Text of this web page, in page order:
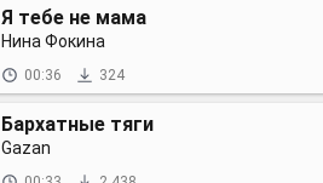
Я тебе не мама
Нина Фокина
00:36 324
Бархатные тяги
Gazan